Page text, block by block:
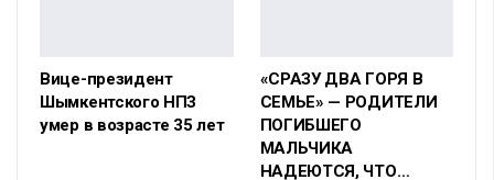
Вице-президент
Шымкентского НПЗ
умер в возрасте 35 лет
«СРАЗУ ДВА ГОРЯ В
СЕМЬЕ» — РОДИТЕЛИ
ПОГИБШЕГО
МАЛЬЧИКА
НАДЕЮТСЯ, ЧТО…